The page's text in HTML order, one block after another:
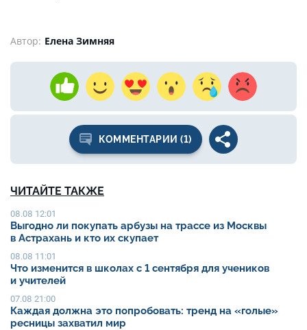
Автор: Елена Зимняя
КОММЕНТАРИИ (1)
ЧИТАЙТЕ ТАКЖЕ
08.08 12:01
Выгодно ли покупать арбузы на трассе из Москвы
в Астрахань и кто их скупает
08.08 11:01
Что изменится в школах с 1 сентября для учеников
и учителей
07.08 21:00
Каждая должна это попробовать: тренд на «голые»
ресницы захватил мир